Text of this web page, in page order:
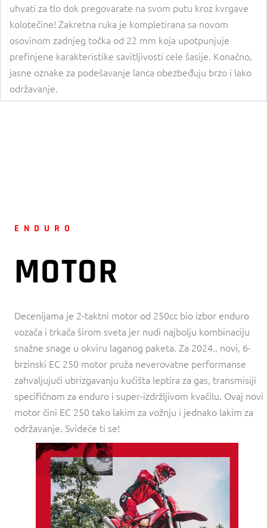
uhvati za tlo dok pregovarate na svom putu kroz kvrgave
kolotečine! Zakretna ruka je kompletirana sa novom
osovinom zadnjeg točka od 22 mm koja upotpunjuje
prefinjene karakteristike savitljivosti cele šasije. Konačno,
jasne oznake za podešavanje lanca obezbeđuju brzo i lako
održavanje.
ENDURO
MOTOR
Decenijama je 2-taktni motor od 250cc bio izbor enduro
vozača i trkača širom sveta jer nudi najbolju kombinaciju
snažne snage u okviru laganog paketa. Za 2024., novi, 6-
brzinski EC 250 motor pruža neverovatne performanse
zahvaljujući ubrizgavanju kućišta leptira za gas, transmisiji
specifičnom za enduro i super-izdržljivom kvačilu. Ovaj novi
motor čini EC 250 tako lakim za vožnju i jednako lakim za
održavanje. Svideće ti se!